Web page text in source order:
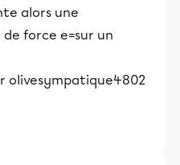
alors une
force e=sur un
olivesympatique4802